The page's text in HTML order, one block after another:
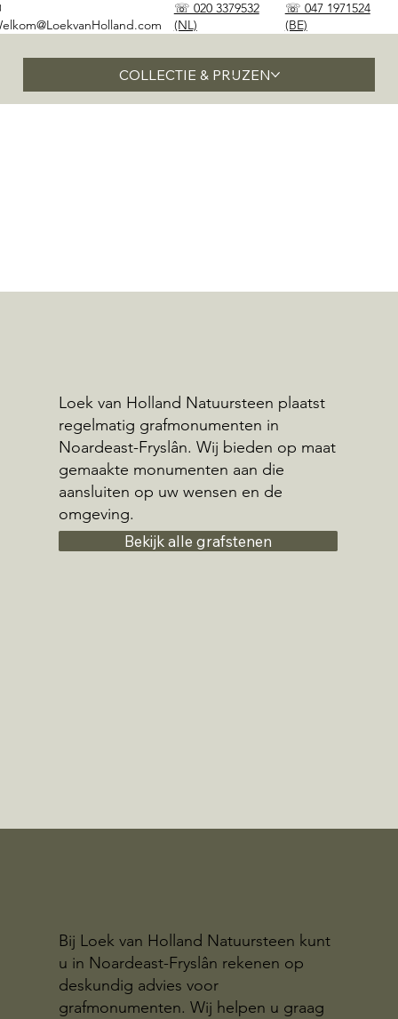
COLLECTIE & PRIJZEN
☏ 020 3379532
(NL)
☏ 047 1971524
(BE)
Loek van Holland Natuursteen plaatst
regelmatig grafmonumenten in
Noardeast-Fryslân. Wij bieden op maat
gemaakte monumenten aan die
aansluiten op uw wensen en de
omgeving.
Bekijk alle grafstenen
Bij Loek van Holland Natuursteen kunt
u in Noardeast-Fryslân rekenen op
deskundig advies voor
grafmonumenten. Wij helpen u graag